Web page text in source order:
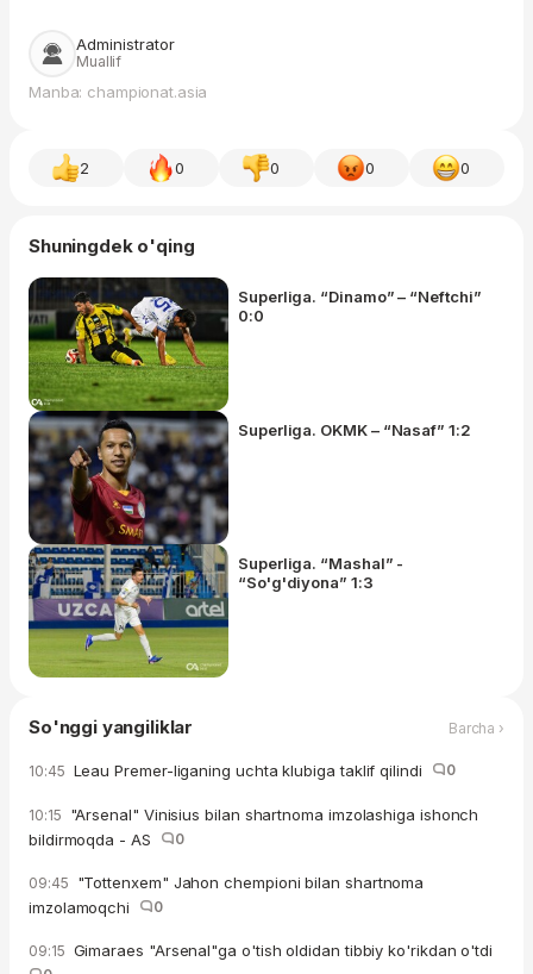
Administrator
Muallif
Manba: championat.asia
2 0 0 0 0
Shuningdek o'qing
Superliga. “Dinamo” – “Neftchi”
0:0
Superliga. OKMK – “Nasaf” 1:2
Superliga. “Mashal” -
“So'g'diyona” 1:3
So'nggi yangiliklar Barcha ›
10:45 Leau Premer-liganing uchta klubiga taklif qilindi 0
10:15 "Arsenal" Vinisius bilan shartnoma imzolashiga ishonch
bildirmoqda - AS
0
09:45 "Tottenxem" Jahon chempioni bilan shartnoma
imzolamoqchi
0
09:15 Gimaraes "Arsenal"ga o'tish oldidan tibbiy ko'rikdan o'tdi